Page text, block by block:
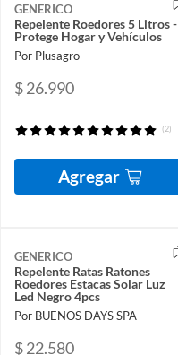
GENERICO
Repelente Roedores 5 Litros -
Protege Hogar y Vehículos
Por Plusagro
$ 26.990
(2)
Agregar
GENERICO
Repelente Ratas Ratones
Roedores Estacas Solar Luz
Led Negro 4pcs
Por BUENOS DAYS SPA
$ 22.580